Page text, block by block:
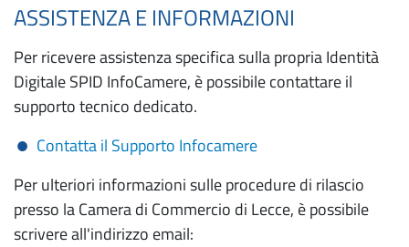
ASSISTENZA E INFORMAZIONI
Per ricevere assistenza specifica sulla propria Identità
Digitale SPID InfoCamere, è possibile contattare il
supporto tecnico dedicato.
Contatta il Supporto Infocamere
Per ulteriori informazioni sulle procedure di rilascio
presso la Camera di Commercio di Lecce, è possibile
scrivere all'indirizzo email: